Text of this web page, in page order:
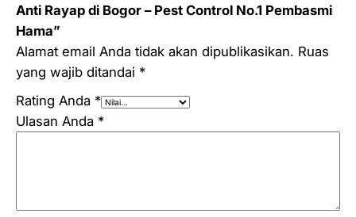
Anti Rayap di Bogor – Pest Control No.1 Pembasmi
Hama”
Alamat email Anda tidak akan dipublikasikan. Ruas
yang wajib ditandai *
Rating Anda *
Ulasan Anda *